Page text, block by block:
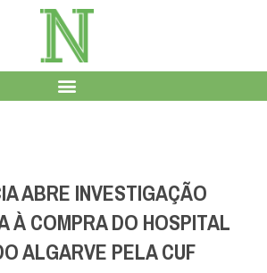
ABRE INVESTIGAÇÃO
À COMPRA DO HOSPITAL
ALGARVE PELA CUF